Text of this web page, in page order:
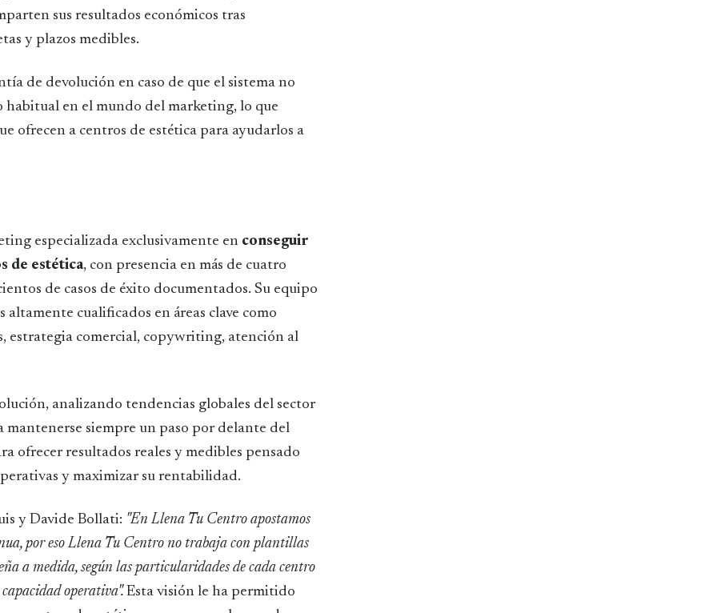
sus resultados económicos tras
y plazos medibles.
de devolución en caso de que el sistema no
habitual en el mundo del marketing, lo que
ofrecen a centros de estética para ayudarlos a
especializada exclusivamente en conseguir
de estética, con presencia en más de cuatro
de casos de éxito documentados. Su equipo
cualificados en áreas clave como
estrategia comercial, copywriting, atención al
analizando tendencias globales del sector
mantenerse siempre un paso por delante del
ofrecer resultados reales y medibles pensado
y maximizar su rentabilidad.
y Davide Bollati: "En Llena Tu Centro apostamos
por eso Llena Tu Centro no trabaja con plantillas
a medida, según las particularidades de cada centro
capacidad operativa".Esta visión le ha permitido